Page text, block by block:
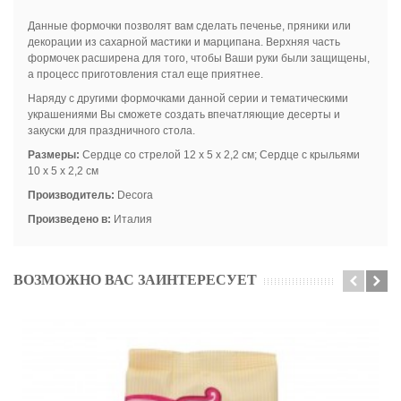
Данные формочки позволят вам сделать печенье, пряники или
декорации из сахарной мастики и марципана. Верхняя часть
формочек расширена для того, чтобы Ваши руки были защищены,
а процесс приготовления стал еще приятнее.
Наряду с другими формочками данной серии и тематическими
украшениями Вы сможете создать впечатляющие десерты и
закуски для праздничного стола.
Размеры: Сердце со стрелой 12 х 5 х 2,2 см; Сердце с крыльями
10 х 5 х 2,2 см
Производитель: Decora
Произведено в: Италия
ВОЗМОЖНО ВАС ЗАИНТЕРЕСУЕТ